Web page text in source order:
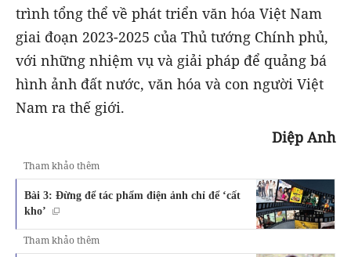
trình tổng thể về phát triển văn hóa Việt Nam
giai đoạn 2023-2025 của Thủ tướng Chính phủ,
với những nhiệm vụ và giải pháp để quảng bá
hình ảnh đất nước, văn hóa và con người Việt
Nam ra thế giới.
Diệp Anh
Tham khảo thêm
Bài 3: Đừng để tác phẩm điện ảnh chỉ để ‘cất
kho’
Tham khảo thêm